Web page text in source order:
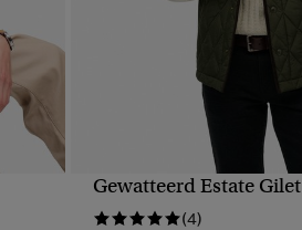
Gewatteerd Estate Gilet
(4)